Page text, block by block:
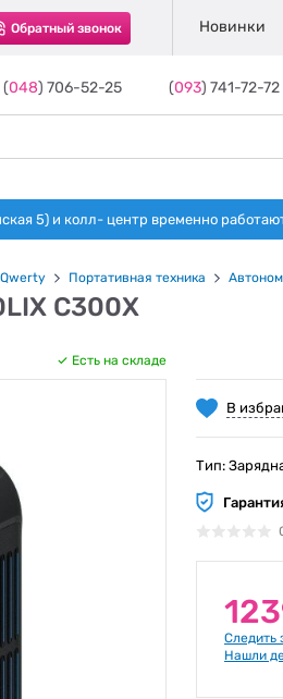
Обратный звонок Новинки
(048) 706-52-25 (093) 741-72-72
5) и колл- центр временно
Портативная техника
C300X
Есть на складе
В
Тип:
Следить
Нашли